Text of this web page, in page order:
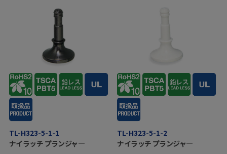
TL-H323-5-1-1
ナイラッチ プランジャ―
TL-H323-5-1-2
ナイラッチ プランジャ―